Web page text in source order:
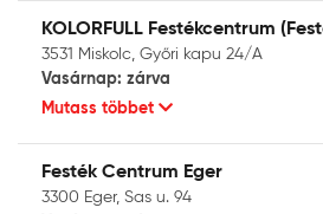
KOLORFULL Festékcentrum
3531 Miskolc, Győri kapu 24/A
Vasárnap: zárva
Mutass többet
Festék Centrum Eger
3300 Eger, Sas u. 94